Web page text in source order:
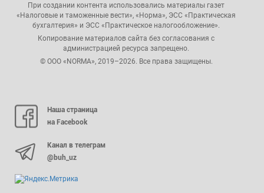
При создании контента использовались материалы газет
«Налоговые и таможенные вести», «Норма», ЭСС «Практическая
бухгалтерия» и ЭСС «Практическое налогообложение».
Копирование материалов сайта без согласования с
администрацией ресурса запрещено.
© ООО «NORMA», 2019–2026. Все права защищены.
Наша страница
на Facebook
Канал в телеграм
@buh_uz